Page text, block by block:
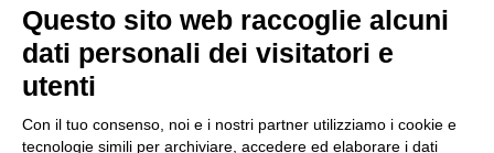
Facebook
Linkedin
I nostri punti di ritiro e spedizione pacchi nelle
maggiori città italiane
Questo sito web raccoglie alcuni
dati personali dei visitatori e
utenti
Con il tuo consenso, noi e i nostri partner utilizziamo i cookie e
tecnologie simili per archiviare, accedere ed elaborare i dati